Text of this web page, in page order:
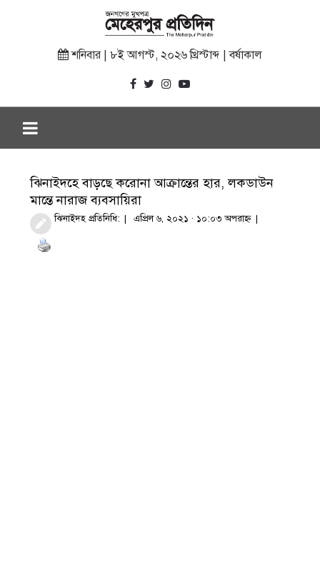
শনিবার | ৮ই আগস্ট, ২০২৬ খ্রিস্টাব্দ | বর্ষাকাল
ঝিনাইদহে বাড়ছে করোনা আক্রান্তের হার, লকডাউন
মান্তে নারাজ ব্যবসায়িরা
ঝিনাইদহ প্রতিনিধি: এপ্রিল ৬, ২০২১ · ১০:০৩ অপরাহ্ণ